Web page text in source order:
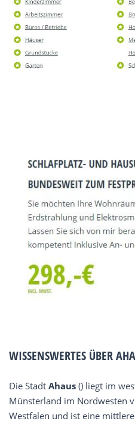
WISSENSWERTES ÜBER
Die Stadt Ahaus () liegt im
Münsterland im Nordwesten
Westfalen und ist eine